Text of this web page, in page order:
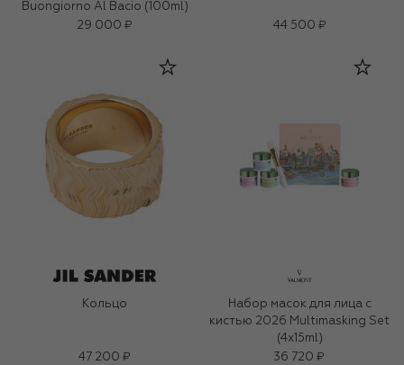
Buongiorno Al Bacio (100ml)
29 000 ₽
44 500 ₽
Кольцо
47 200 ₽
Набор масок для лица с
кистью 2026 Multimasking Set
(4x15ml)
36 720 ₽